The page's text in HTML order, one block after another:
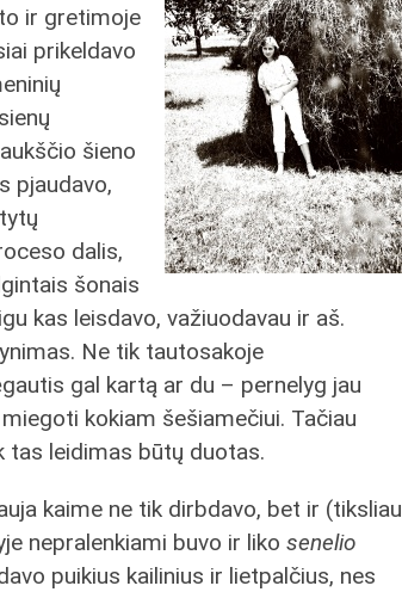
ir gretimoje
prikeldavo
šieno
pjaudavo,
dalis,
šonais
kas leisdavo, važiuodavau ir aš.
Ne tik tautosakoje
gal kartą ar du – pernelyg jau
kokiam šešiamečiui. Tačiau
tas leidimas būtų duotas.
kaime ne tik dirbdavo, bet ir (tiksliau
nepralenkiami buvo ir liko senelio
puikius kailinius ir lietpalčius, nes